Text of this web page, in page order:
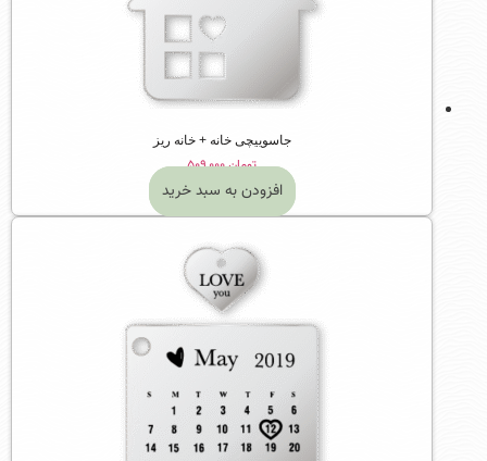
جاسوییچی خانه + خانه ریز
تومان۵۰۹,۰۰۰
افزودن به سبد خرید